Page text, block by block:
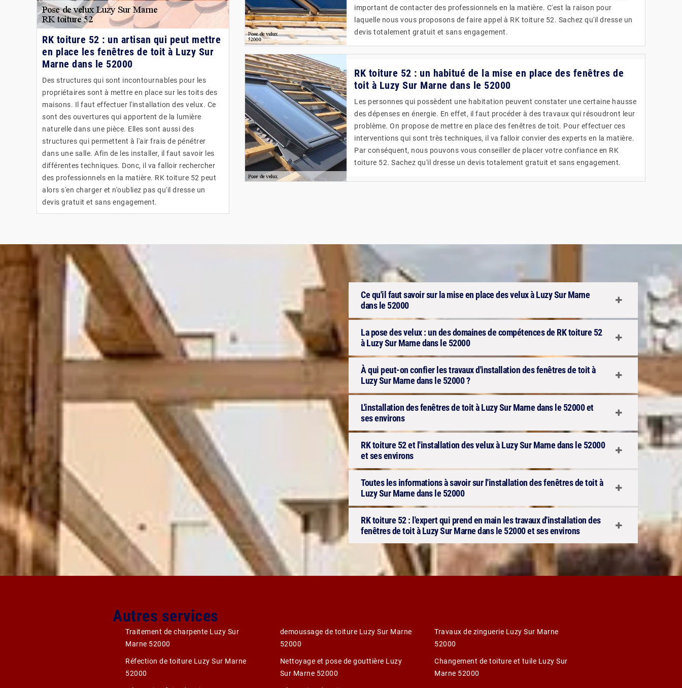
RK toiture 52 : un artisan qui peut mettre
en place les fenêtres de toit à Luzy Sur
Marne dans le 52000
Des structures qui sont incontournables pour les
propriétaires sont à mettre en place sur les toits des
maisons. Il faut effectuer l'installation des velux. Ce
sont des ouvertures qui apportent de la lumière
naturelle dans une pièce. Elles sont aussi des
structures qui permettent à l'air frais de pénétrer
dans une salle. Afin de les installer, il faut savoir les
différentes techniques. Donc, il va falloir rechercher
des professionnels en la matière. RK toiture 52 peut
alors s'en charger et n'oubliez pas qu'il dresse un
devis gratuit et sans engagement.
important de contacter des professionnels en la matière. C'est la raison pour
laquelle nous vous proposons de faire appel à RK toiture 52. Sachez qu'il dresse un
devis totalement gratuit et sans engagement.
RK toiture 52 : un habitué de la mise en place des fenêtres de
toit à Luzy Sur Marne dans le 52000
Les personnes qui possèdent une habitation peuvent constater une certaine hausse
des dépenses en énergie. En effet, il faut procéder à des travaux qui résoudront leur
problème. On propose de mettre en place des fenêtres de toit. Pour effectuer ces
interventions qui sont très techniques, il va falloir convier des experts en la matière.
Par conséquent, nous pouvons vous conseiller de placer votre confiance en RK
toiture 52. Sachez qu'il dresse un devis totalement gratuit et sans engagement.
Ce qu'il faut savoir sur la mise en place des velux à Luzy Sur Marne
dans le 52000
La pose des velux : un des domaines de compétences de RK toiture 52
à Luzy Sur Marne dans le 52000
À qui peut-on confier les travaux d'installation des fenêtres de toit à
Luzy Sur Marne dans le 52000 ?
L'installation des fenêtres de toit à Luzy Sur Marne dans le 52000 et
ses environs
RK toiture 52 et l'installation des velux à Luzy Sur Marne dans le 52000
et ses environs
Toutes les informations à savoir sur l'installation des fenêtres de toit à
Luzy Sur Marne dans le 52000
RK toiture 52 : l'expert qui prend en main les travaux d'installation des
fenêtres de toit à Luzy Sur Marne dans le 52000 et ses environs
Autres services
Traitement de charpente Luzy Sur
Marne 52000
Réfection de toiture Luzy Sur Marne
52000
demoussage de toiture Luzy Sur Marne
52000
Nettoyage et pose de gouttière Luzy
Sur Marne 52000
Travaux de zinguerie Luzy Sur Marne
52000
Changement de toiture et tuile Luzy Sur
Marne 52000